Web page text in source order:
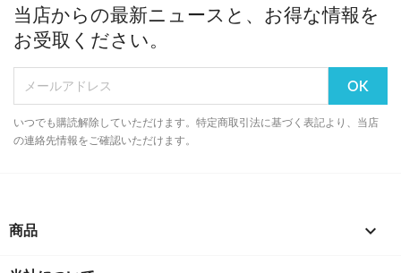
当店からの最新ニュースと、お得な情報を
お受取ください。
いつでも購読解除していただけます。特定商取引法に基づく表記より、当店
の連絡先情報をご確認いただけます。
商品 